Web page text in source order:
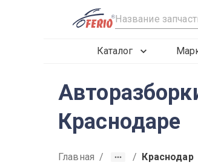
R
Каталог
Краснодаре
Главная / / Краснодар